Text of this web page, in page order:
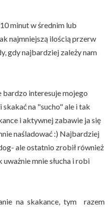
minut w średnim lub
najmniejszą ilością przerw
gdy najbardziej zależy nam
bardzo interesuje mojego
skakać na "sucho" ale i tak
i aktywnej zabawie ja się
naśladować :) Najbardziej
ale ostatnio zrobił również
mnie słucha i robi
na skakance, tym razem